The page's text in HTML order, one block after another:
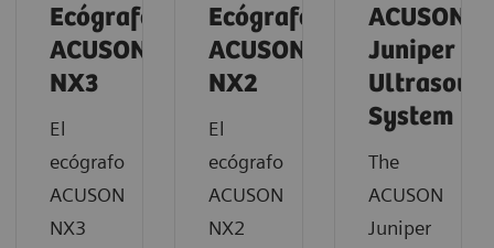
Ecógrafo
ACUSON
NX3
El
ecógrafo
ACUSON
NX3
Ecógrafo
ACUSON
NX2
El
ecógrafo
ACUSON
NX2
ACUSON
Juniper
System
The
ACUSON
Juniper